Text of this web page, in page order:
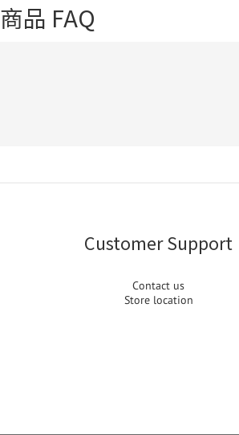
商品 FAQ
Customer Support
Contact us
Store location